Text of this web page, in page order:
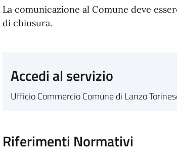
La comunicazione al Comune deve
di chiusura.
Accedi al servizio
Ufficio Commercio Comune di Lanzo
Riferimenti Normativi